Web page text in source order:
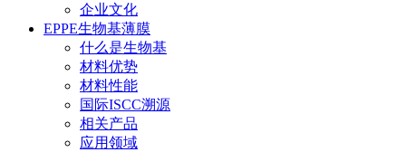
企业文化
EPPE生物基薄膜
什么是生物基
材料优势
材料性能
国际ISCC溯源
相关产品
应用领域